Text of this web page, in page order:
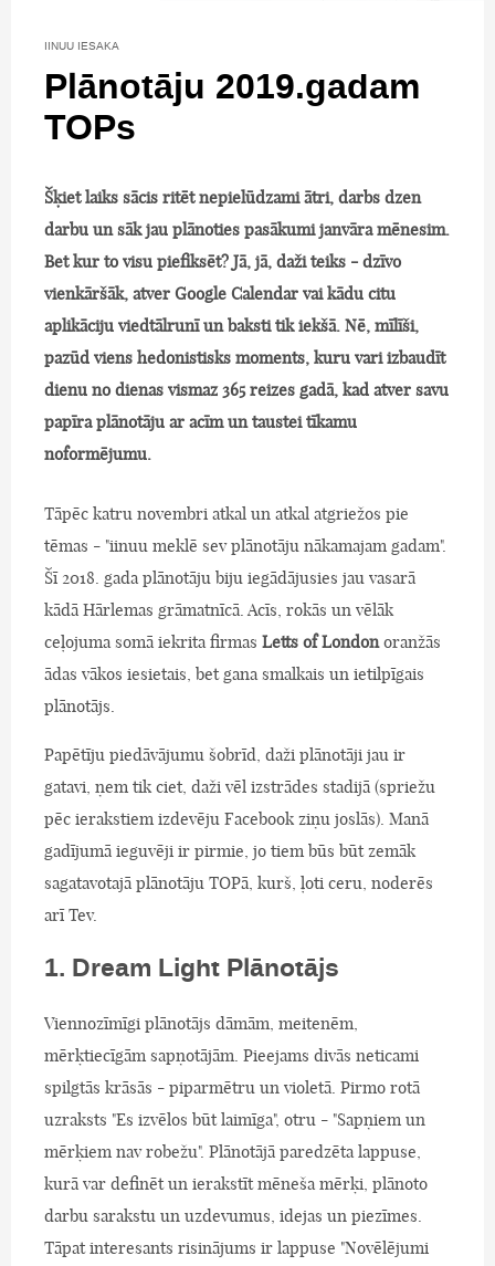
IINUU IESAKA
Plānotāju 2019.gadam
TOPs
Šķiet laiks sācis ritēt nepielūdzami ātri, darbs dzen
darbu un sāk jau plānoties pasākumi janvāra mēnesim.
Bet kur to visu piefiksēt? Jā, jā, daži teiks - dzīvo
vienkāršāk, atver Google Calendar vai kādu citu
aplikāciju viedtālrunī un baksti tik iekšā. Nē, mīlīši,
pazūd viens hedonistisks moments, kuru vari izbaudīt
dienu no dienas vismaz 365 reizes gadā, kad atver savu
papīra plānotāju ar acīm un taustei tīkamu
noformējumu.
Tāpēc katru novembri atkal un atkal atgriežos pie
tēmas - "iinuu meklē sev plānotāju nākamajam gadam".
Šī 2018. gada plānotāju biju iegādājusies jau vasarā
kādā Hārlemas grāmatnīcā. Acīs, rokās un vēlāk
ceļojuma somā iekrita firmas Letts of Londonoranžās
ādas vākos iesietais, bet gana smalkais un ietilpīgais
plānotājs.
Papētīju piedāvājumu šobrīd, daži plānotāji jau ir
gatavi, ņem tik ciet, daži vēl izstrādes stadijā (spriežu
pēc ierakstiem izdevēju Facebook ziņu joslās). Manā
gadījumā ieguvēji ir pirmie, jo tiem būs būt zemāk
sagatavotajā plānotāju TOPā, kurš, ļoti ceru, noderēs
arī Tev.
1. Dream Light Plānotājs
Viennozīmīgi plānotājs dāmām, meitenēm,
mērķtiecīgām sapņotājām. Pieejams divās neticami
spilgtās krāsās - piparmētru un violetā. Pirmo rotā
uzraksts "Es izvēlos būt laimīga", otru - "Sapņiem un
mērķiem nav robežu". Plānotājā paredzēta lappuse,
kurā var definēt un ierakstīt mēneša mērķi, plānoto
darbu sarakstu un uzdevumus, idejas un piezīmes.
Tāpat interesants risinājums ir lappuse "Novēlējumi